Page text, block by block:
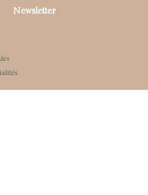
Newsletter